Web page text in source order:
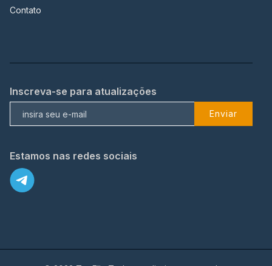
Contato
Inscreva-se para atualizações
Enviar
Estamos nas redes sociais